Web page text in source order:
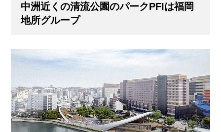
中洲近くの清流公園のパークPFIは福岡
地所グループ